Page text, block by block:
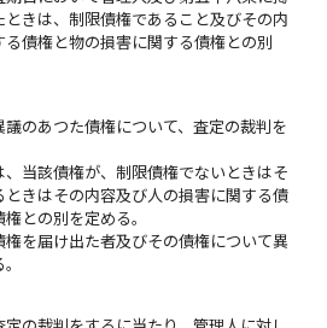
きは、制限債権であること及びその内
債権と物の損害に関する債権との別
議のあつた債権について、査定の裁判を
当該債権が、制限債権でないときはそ
きはその内容及び人の損害に関する債
との別を定める。
を届け出た者及びその債権について異